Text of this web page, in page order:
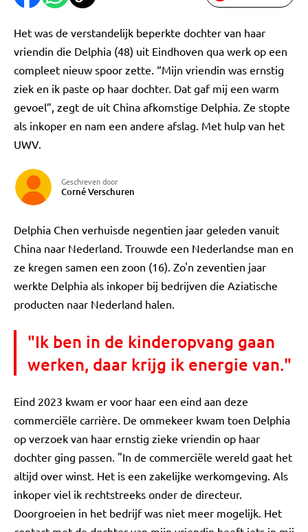
Het was de verstandelijk beperkte dochter van haar
vriendin die Delphia (48) uit Eindhoven qua werk op een
compleet nieuw spoor zette. “Mijn vriendin was ernstig
ziek en ik paste op haar dochter. Dat gaf mij een warm
gevoel”, zegt de uit China afkomstige Delphia. Ze stopte
als inkoper en nam een andere afslag. Met hulp van het
UWV.
Geschreven door
Corné Verschuren
Delphia Chen verhuisde negentien jaar geleden vanuit
China naar Nederland. Trouwde een Nederlandse man en
ze kregen samen een zoon (16). Zo'n zeventien jaar
werkte Delphia als inkoper bij bedrijven die Aziatische
producten naar Nederland halen.
"Ik ben in de kinderopvang gaan
werken, daar krijg ik energie van."
Eind 2023 kwam er voor haar een eind aan deze
commerciële carrière. De ommekeer kwam toen Delphia
op verzoek van haar ernstig zieke vriendin op haar
dochter ging passen. "In de commerciële wereld gaat het
altijd over winst. Het is een zakelijke werkomgeving. Als
inkoper viel ik rechtstreeks onder de directeur.
Doorgroeien in het bedrijf was niet meer mogelijk. Het